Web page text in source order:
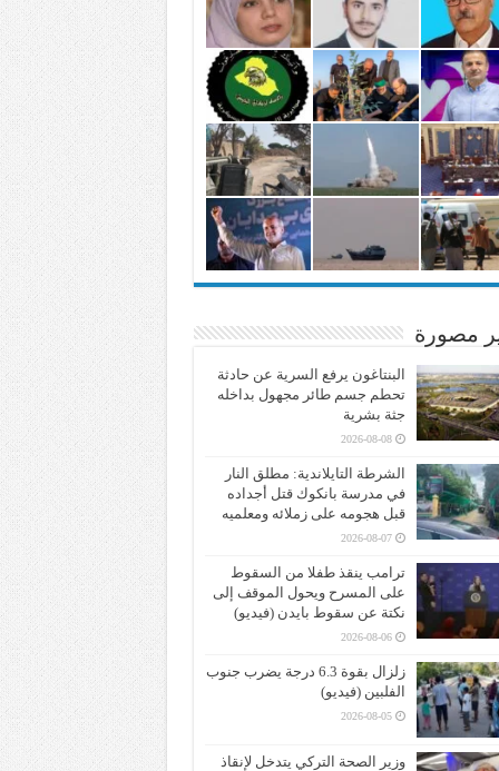
مصورة
البنتاغون يرفع السرية عن حادثة
تحطم جسم طائر مجهول بداخله
جثة بشرية
2026-08-08
الشرطة التايلاندية: مطلق النار
في مدرسة بانكوك قتل أجداده
قبل هجومه على زملائه ومعلميه
2026-08-07
ترامب ينقذ طفلا من السقوط
على المسرح ويحول الموقف إلى
نكتة عن سقوط بايدن (فيديو)
2026-08-06
زلزال بقوة 6.3 درجة يضرب جنوب
الفلبين (فيديو)
2026-08-05
وزير الصحة التركي يتدخل لإنقاذ